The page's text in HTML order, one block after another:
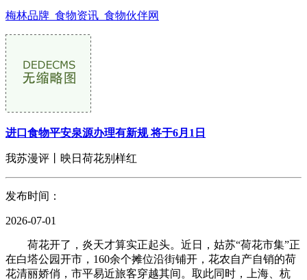
梅林品牌_食物资讯_食物伙伴网
进口食物平安泉源办理有新规 将于6月1日
我苏漫评丨映日荷花别样红
发布时间：
2026-07-01
荷花开了，炎天才算实正起头。近日，姑苏“荷花市集”正
在白塔公园开市，160余个摊位沿街铺开，花农自产自销的荷
花清丽娇俏，市平易近旅客穿越其间。取此同时，上海、杭